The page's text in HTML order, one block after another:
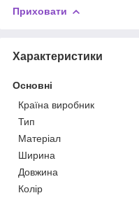
Приховати
Характеристики
Основні
Країна виробник
Тип
Матеріал
Ширина
Довжина
Колір